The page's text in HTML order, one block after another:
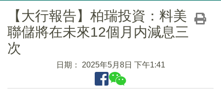
【大行報告】柏瑞投資：料美
聯儲將在未來12個月内減息三
次
日期： 2025年5月8日 下午1:41